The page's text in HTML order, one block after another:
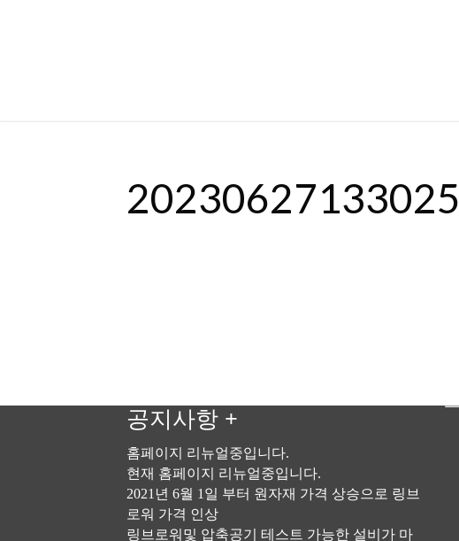
20230627133025
공지사항 +
홈페이지 리뉴얼중입니다.
현재 홈페이지 리뉴얼중입니다.
2021년 6월 1일 부터 원자재 가격 상승으로 링브
로워 가격 인상
링브로워및 압축공기 테스트 가능한 설비가 마